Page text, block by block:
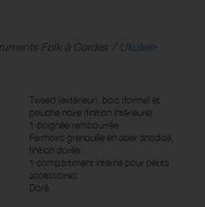
Folk à Cordes Ukulele
Tweed (extérieur), bois (forme) et
peluche noire (finition intérieure)
1 poignée rembourrée
Fermoirs grenouille en acier anodisé,
finition dorée
1 compartiment interne pour petits
accessoires
Doré